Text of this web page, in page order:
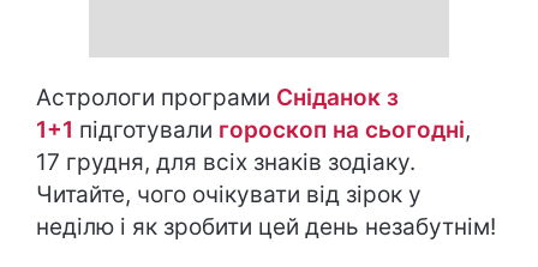
Астрологи програми Сніданок з
1+1 підготували гороскоп на cьогодні,
17 грудня, для всіх знаків зодіаку.
Читайте, чого очікувати від зірок у
неділю і як зробити цей день незабутнім!